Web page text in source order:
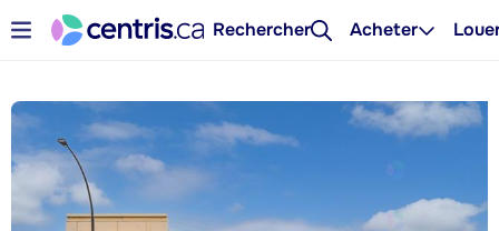
Rechercher Acheter